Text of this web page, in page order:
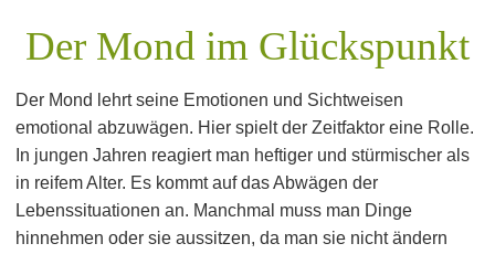
Der Mond im Glückspunkt
Der Mond lehrt seine Emotionen und Sichtweisen
emotional abzuwägen. Hier spielt der Zeitfaktor eine Rolle.
In jungen Jahren reagiert man heftiger und stürmischer als
in reifem Alter. Es kommt auf das Abwägen der
Lebenssituationen an. Manchmal muss man Dinge
hinnehmen oder sie aussitzen, da man sie nicht ändern